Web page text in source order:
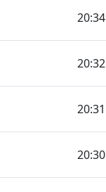
20:34
20:32
20:31
20:30